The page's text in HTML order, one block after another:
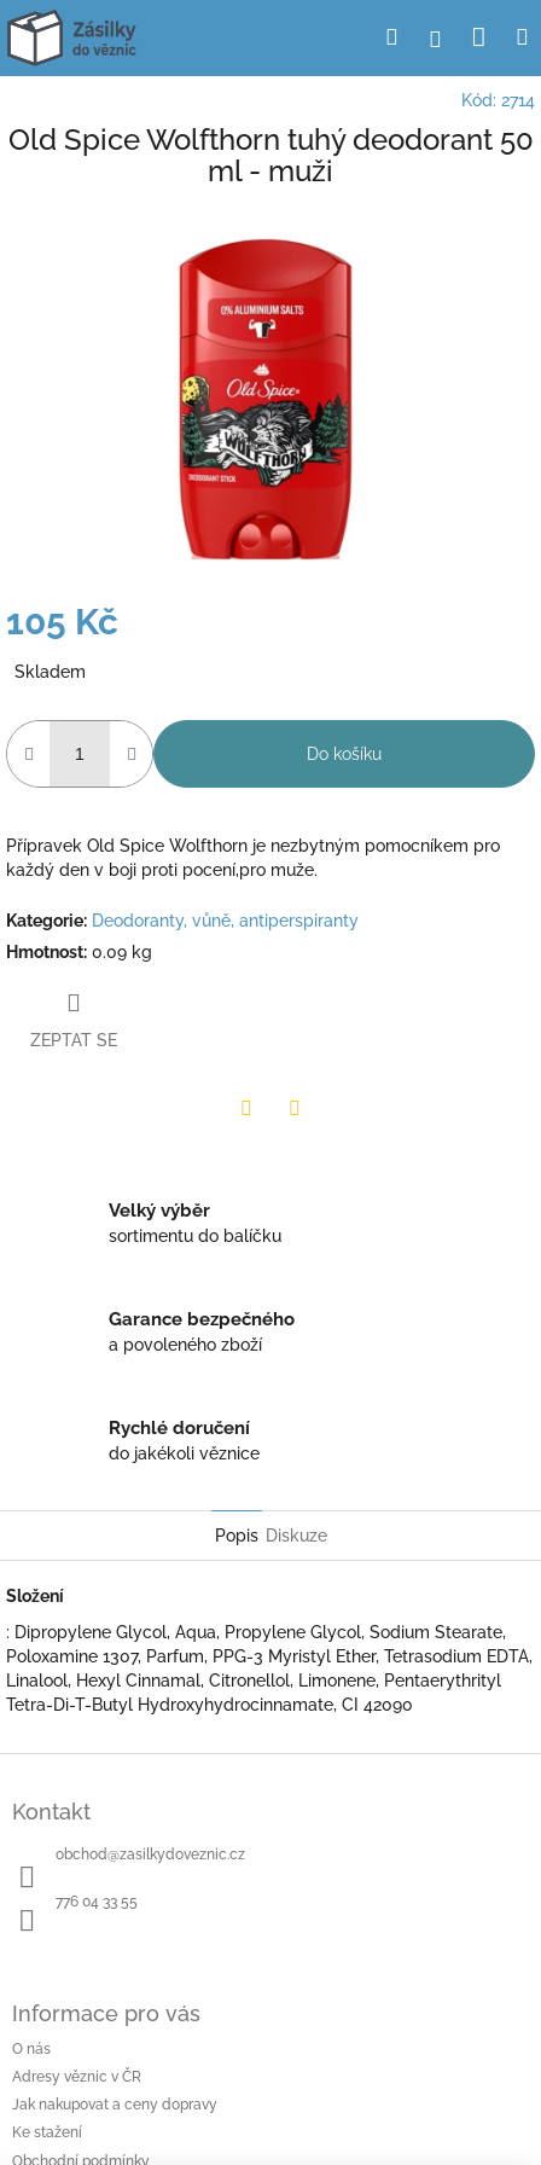
Přejít
obsah
HledatPřihlášení
Kód: 2714
Old Spice Wolfthorn tuhý deodorant 50
ml - muži
105 Kč
cena:
Skladem
Do košíku
Přípravek Old Spice Wolfthorn je nezbytným pomocníkem pro
každý den v boji proti pocení,pro muže.
Kategorie: Deodoranty, vůně, antiperspiranty
Hmotnost: 0.09 kg
ZEPTAT SE
Velký výběr
sortimentu do balíčku
Garance bezpečného
a povoleného zboží
Rychlé doručení
do jakékoli věznice
Popis Diskuze
Složení
: Dipropylene Glycol, Aqua, Propylene Glycol, Sodium Stearate,
Poloxamine 1307, Parfum, PPG-3 Myristyl Ether, Tetrasodium EDTA,
Linalool, Hexyl Cinnamal, Citronellol, Limonene, Pentaerythrityl
Tetra-Di-T-Butyl Hydroxyhydrocinnamate, CI 42090
Kontakt
obchod@zasilkydoveznic.cz
776 04 33 55
Informace pro vás
O nás
Adresy věznic v ČR
Jak nakupovat a ceny dopravy
Ke stažení
Obchodní podmínky